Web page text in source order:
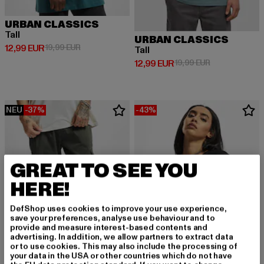
URBAN CLASSICS
Tall
12,99 EUR
Derzeitiger Preis: 12,99 EUR
19,99 EURAktionspreis: 19,99 EUR
URBAN CLASSICS
Tall
12,99 EUR
Derzeitiger Preis: 12,99 EUR
19,99 EURAktionspreis:
NEU -37% -43%
GREAT TO SEE YOU
HERE!
DefShop uses cookies to improve your use experience,
save your preferences, analyse use behaviour and to
provide and measure interest-based contents and
advertising. In addition, we allow partners to extract data
or to use cookies. This may also include the processing of
your data in the USA or other countries which do not have